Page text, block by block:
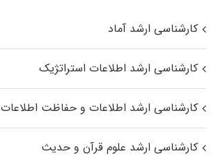
کارشناسی ارشد آماد
کارشناسی ارشد اطلاعات استراتژیک
کارشناسی ارشد اطلاعات و حفاظت اطلاعات
کارشناسی ارشد علوم قرآن و حدیث